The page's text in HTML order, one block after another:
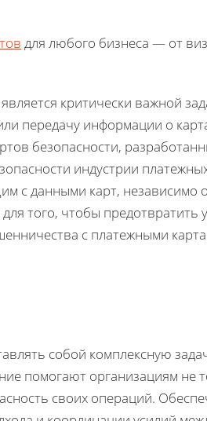
для любого бизнеса — от
критически важной
передачу информации о
безопасности,
индустрии
с данными карт, независимо
того, чтобы предотвратить
с платежными
собой комплексную
помогают организациям не
своих операций.